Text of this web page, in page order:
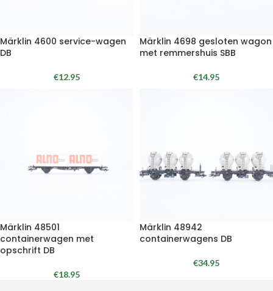
Märklin 4600 service-wagen
DB
€12.95
Märklin 4698 gesloten wagon
met remmershuis SBB
€14.95
Märklin 48501
containerwagen met
opschrift DB
€18.95
Märklin 48942
containerwagens DB
€34.95